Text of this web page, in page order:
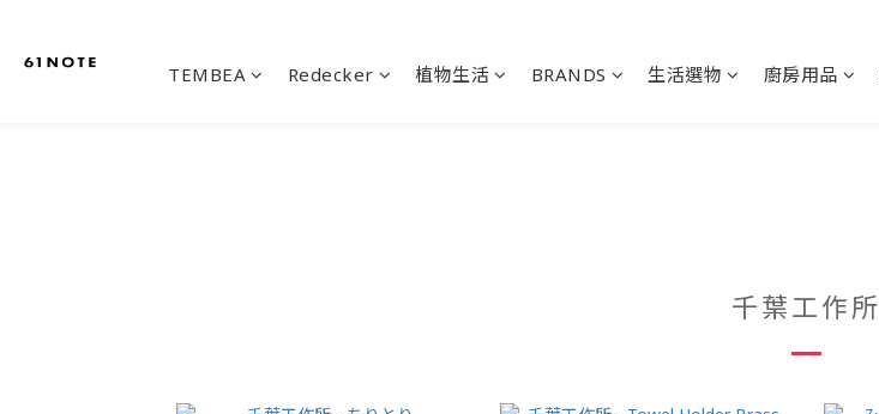
TEMBEA Redecker 植物生活 BRANDS 生活選物 廚房用品
千葉工作所